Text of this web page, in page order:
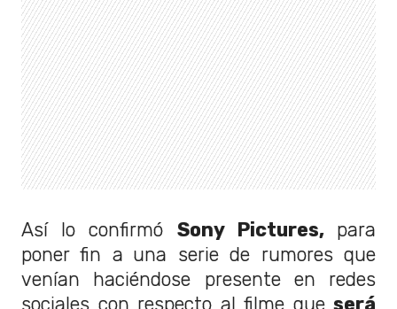
Así lo confirmó Sony Pictures, para
poner fin a una serie de rumores que
venían haciéndose presente en redes
sociales con respecto al filme que será